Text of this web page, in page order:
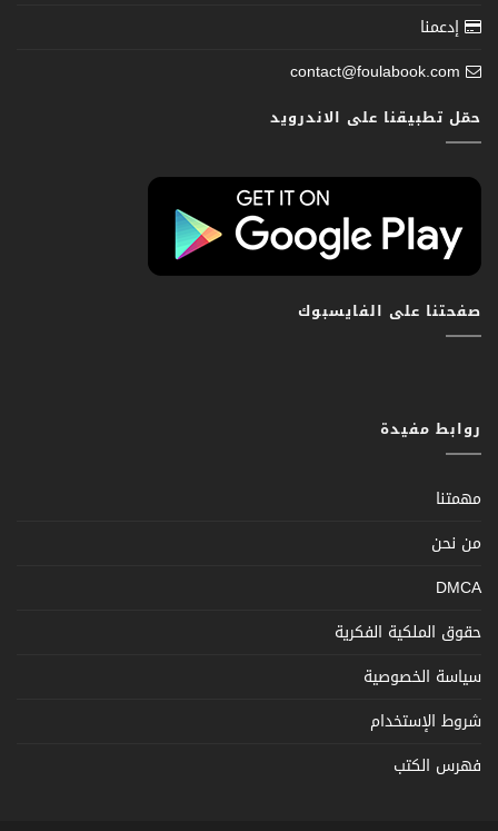
إدعمنا
contact@foulabook.com
حمّل تطبيقنا على الاندرويد
صفحتنا على الفايسبوك
روابط مفيدة
مهمتنا
من نحن
DMCA
حقوق الملكية الفكرية
سياسة الخصوصية
شروط الإستخدام
فهرس الكتب